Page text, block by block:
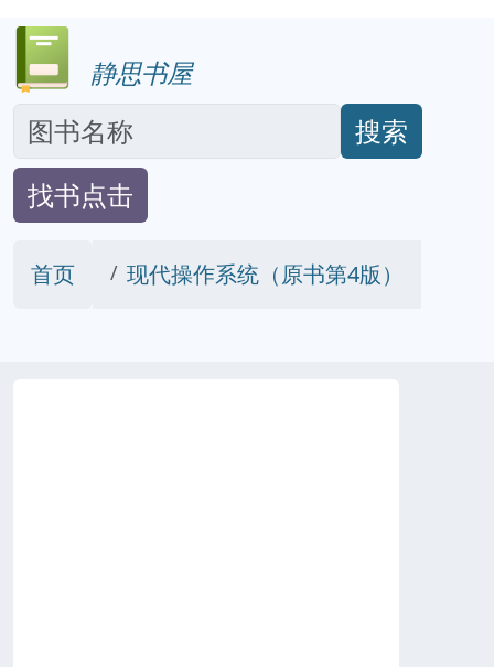
静思书屋
搜索
找书点击
首页 现代操作系统（原书第4版）